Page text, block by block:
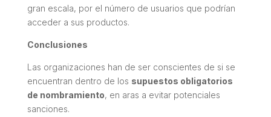
gran escala, por el número de usuarios que podrían
acceder a sus productos.
Conclusiones
Las organizaciones han de ser conscientes de si se
encuentran dentro de los supuestos obligatorios
de nombramiento, en aras a evitar potenciales
sanciones.